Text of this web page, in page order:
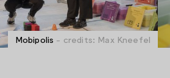
Mobipolis - credits: Max Kneefel